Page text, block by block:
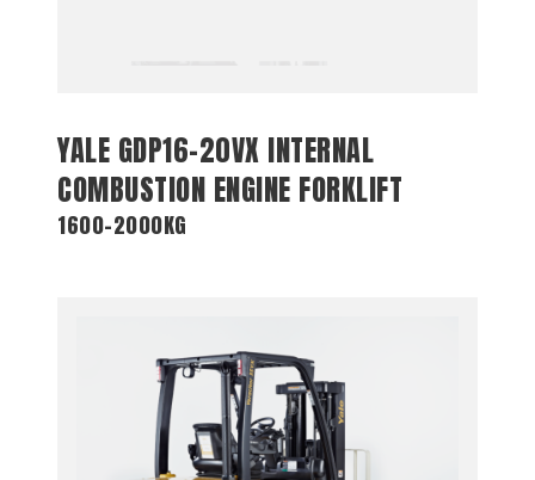
YALE GDP16-20VX INTERNAL
COMBUSTION ENGINE FORKLIFT
1600-2000KG